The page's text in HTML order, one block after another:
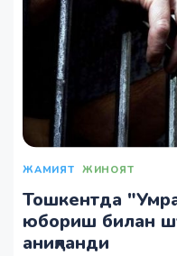
ЖАМИЯТ ЖИНОЯТ
Тошкентда
юбориш билан
аниқланди